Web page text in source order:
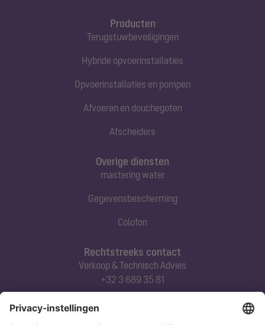
Producten
Terugstuwbeveiligingen
Hybride opvoerinstallaties
Opvoerinstallaties en pompen
Afvoeren en douchegoten
Afscheiders
Rechtstreeks contact
Verkoop & Technisch Advies
+32 3 689 35 81
Overige diensten
mastering water
Gegevensbescherming
Colofon